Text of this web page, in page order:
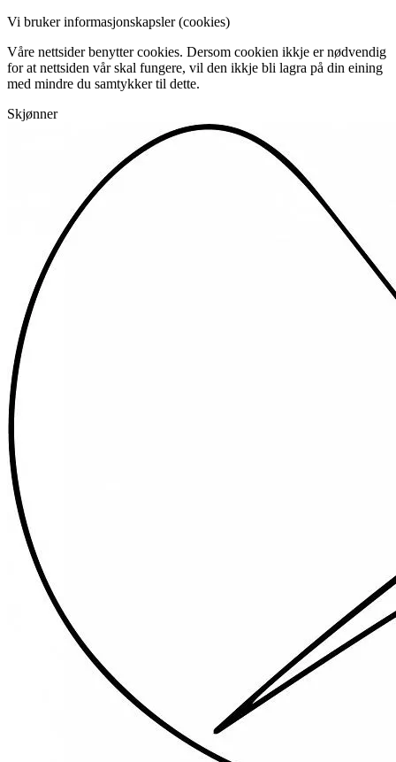
Vi bruker informasjonskapsler (cookies)
Våre nettsider benytter cookies. Dersom cookien ikkje er nødvendig
for at nettsiden vår skal fungere, vil den ikkje bli lagra på din eining
med mindre du samtykker til dette.
Skjønner